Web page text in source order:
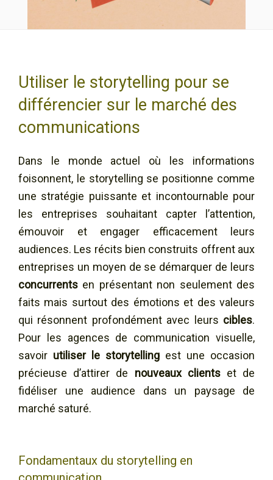
Utiliser le storytelling pour se
différencier sur le marché des
communications
Dans le monde actuel où les informations
foisonnent, le storytelling se positionne comme
une stratégie puissante et incontournable pour
les entreprises souhaitant capter l’attention,
émouvoir et engager efficacement leurs
audiences. Les récits bien construits offrent aux
entreprises un moyen de se démarquer de leurs
concurrents en présentant non seulement des
faits mais surtout des émotions et des valeurs
qui résonnent profondément avec leurs cibles.
Pour les agences de communication visuelle,
savoir utiliser le storytelling est une occasion
précieuse d’attirer de nouveaux clientset de
fidéliser une audience dans un paysage de
marché saturé.
Fondamentaux du storytelling en